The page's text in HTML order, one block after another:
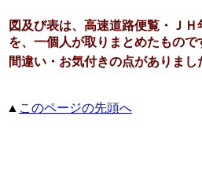
図及び表は、高速道路便覧・Ｊ
を、一個人が取りまとめたもので
間違い・お気付きの点がありま
▲ このページの先頭へ